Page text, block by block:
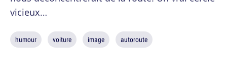
vicieux…
humour voiture image autoroute